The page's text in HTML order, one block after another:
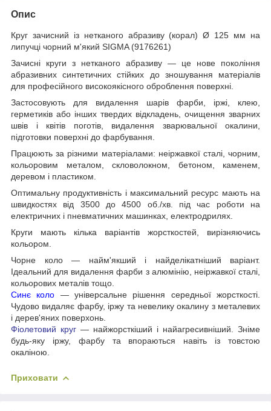
Опис
Круг зачисний із нетканого абразиву (корал) Ø 125 мм на
липучці чорний м'який SIGMA (9176261)
Зачисні круги з нетканого абразиву — це нове покоління
абразивних синтетичних стійких до зношування матеріалів
для професійного високоякісного оброблення поверхні.
Застосовують для видалення шарів фарби, іржі, клею,
герметиків або інших твердих відкладень, очищення зварних
швів і квітів поготів, видалення зварювальної окалини,
підготовки поверхні до фарбування.
Працюють за різними матеріалами: неіржавкої сталі, чорним,
кольоровим металом, скловолокном, бетоном, каменем,
деревом і пластиком.
Оптимальну продуктивність і максимальний ресурс мають на
швидкостях від 3500 до 4500 об./хв. під час роботи на
електричних і пневматичних машинках, електродрилях.
Круги мають кілька варіантів жорсткостей, вирізняючись
кольором.
Чорне коло — найм'якший і найделікатніший варіант.
Ідеальний для видалення фарби з алюмінію, неіржавкої сталі,
кольорових металів тощо.
Синє коло — універсальне рішення середньої жорсткості.
Чудово видаляє фарбу, іржу та невелику окалину з металевих
і дерев'яних поверхонь.
Фіолетовий круг — найжорсткіший і найагресивніший. Зніме
будь-яку іржу, фарбу та впораються навіть із товстою
окаліною.
Приховати